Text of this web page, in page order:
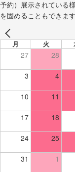
予約）展示されている
を固めることもできます
月 火
27 28
3 4
10 11
17 18
24 25
31 1